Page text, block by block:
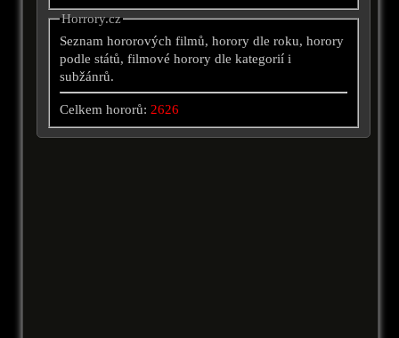
Horrory.cz
Seznam hororových filmů, horory dle roku, horory
podle států, filmové horory dle kategorií i
subžánrů.
Celkem hororů: 2626